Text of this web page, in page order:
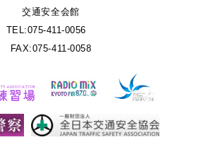
交通安全会館
TEL:075-411-0056
FAX:075-411-0058